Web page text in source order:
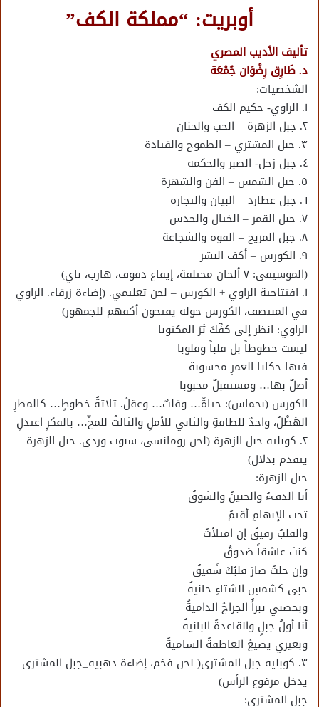
أوبريت: “مملكة الكف”
تأليف الأديب المصري
د. طَارِق رِضْوَان جُمْعَة
الشخصيات:
١. الراوي- حكيم الكف
٢. جبل الزهرة – الحب والحنان
٣. جبل المشتري – الطموح والقيادة
٤. جبل زحل- الصبر والحكمة
٥. جبل الشمس – الفن والشهرة
٦. جبل عطارد – البيان والتجارة
٧. جبل القمر – الخيال والحدس
٨. جبل المريخ – القوة والشجاعة
٩. الكورس – أكف البشر
(الموسيقى: ٧ ألحان مختلفة، إيقاع دفوف، هارب، ناي)
١. افتتاحية الراوي + الكورس – لحن تعليمي. (إضاءة زرقاء. الراوي
في المنتصف، الكورس حوله يفتحون أكفهم للجمهور)
الراوي: انظر إلى كفِّكَ تَرَ المكتوبا
ليست خطوطاً بل قلباً وقلوبا
فيها حكايا العمرِ محسوبة
أصلٌ بها… ومستقبلٌ محبوبا
الكورس (بحماس): حياةٌ… وقلبٌ… وعقلُ. ثلاثةُ خطوطٍ… كالمطرِ
الهَطْلُ، واحدٌ للطاقةِ والثاني للأملِ والثالثُ للمخِّ… بالفكرِ اعتدلِ
٢. كوبليه جبل الزهرة (لحن رومانسي، سبوت وردي. جبل الزهرة
يتقدم بدلال)
جبل الزهرة:
أنا الدفءُ والحنينُ والشوقُ
تحت الإبهامِ أقيمُ
والقلبُ رقيقُ إن امتلأتُ
كنتَ عاشقاً صَدوقُ
وإن خلتُ صارَ قلبُكَ شَفيقُ
حبي كشمسِ الشتاءِ حانيةٌ
وبحضني تبرأُ الجراحُ الداميةُ
أنا أولُ جبلٍ والقاعدةُ البانيةُ
وبغيري يضيعُ العاطفةُ الساميةُ
٣. كوبليه جبل المشتري( لحن فخم، إضاءة ذهبية_جبل المشتري
يدخل مرفوع الرأس)
جبل المشتري: